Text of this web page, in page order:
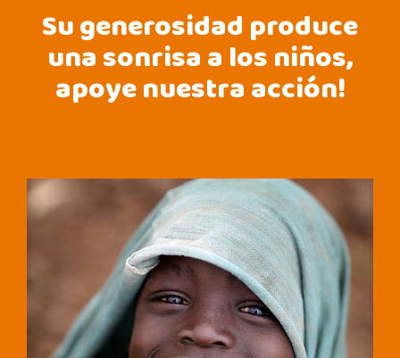
Su generosidad produce
una sonrisa a los niños,
apoye nuestra acción!